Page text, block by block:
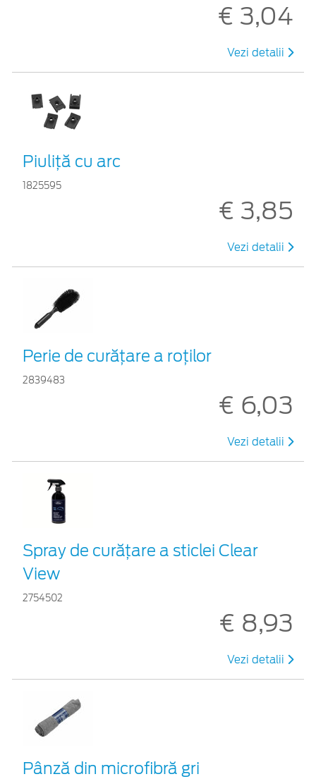
€ 3,04
Vezi detalii
Piuliță cu arc
1825595
€ 3,85
Vezi detalii
Perie de curățare a roților
2839483
€ 6,03
Vezi detalii
Spray de curățare a sticlei Clear
View
2754502
€ 8,93
Vezi detalii
Pânză din microfibră gri